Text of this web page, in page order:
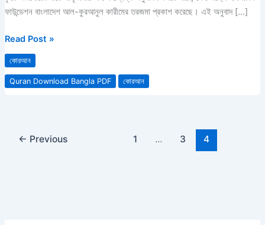
ফাউন্ডেশন বাংলাদেশ আল-কুরআনুল কারীমের তরজমা প্রকাশ করেছে। এই অনুবাদ […]
PDF
Read Post »
কোরআন
Quran Download Bangla PDF কোরআন
← Previous 1 … 3 4